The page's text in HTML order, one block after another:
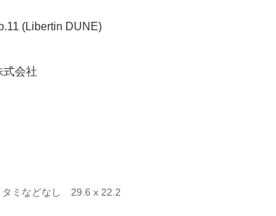
(Libertin DUNE)
式会社
ミなどなし 29.6 x 22.2